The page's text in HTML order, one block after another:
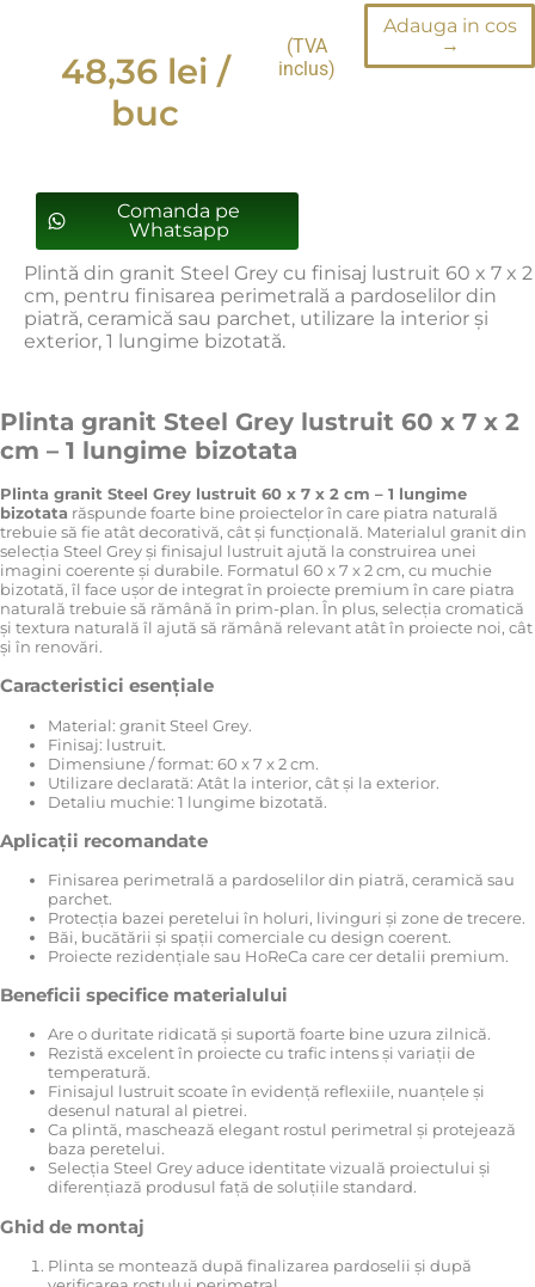
48,36 lei /
buc
(TVA
inclus)
Adauga in cos
→
Comanda pe
Whatsapp
Plintă din granit Steel Grey cu finisaj lustruit 60 x 7 x 2
cm, pentru finisarea perimetrală a pardoselilor din
piatră, ceramică sau parchet, utilizare la interior și
exterior, 1 lungime bizotată.
Plinta granit Steel Grey lustruit 60 x 7 x 2
cm – 1 lungime bizotata
Plinta granit Steel Grey lustruit 60 x 7 x 2 cm – 1 lungime
bizotata răspunde foarte bine proiectelor în care piatra naturală
trebuie să fie atât decorativă, cât și funcțională. Materialul granit din
selecția Steel Grey și finisajul lustruit ajută la construirea unei
imagini coerente și durabile. Formatul 60 x 7 x 2 cm, cu muchie
bizotată, îl face ușor de integrat în proiecte premium în care piatra
naturală trebuie să rămână în prim-plan. În plus, selecția cromatică
și textura naturală îl ajută să rămână relevant atât în proiecte noi, cât
și în renovări.
Caracteristici esențiale
Material: granit Steel Grey.
Finisaj: lustruit.
Dimensiune / format: 60 x 7 x 2 cm.
Utilizare declarată: Atât la interior, cât și la exterior.
Detaliu muchie: 1 lungime bizotată.
Aplicații recomandate
Finisarea perimetrală a pardoselilor din piatră, ceramică sau
parchet.
Protecția bazei peretelui în holuri, livinguri și zone de trecere.
Băi, bucătării și spații comerciale cu design coerent.
Proiecte rezidențiale sau HoReCa care cer detalii premium.
Beneficii specifice materialului
Are o duritate ridicată și suportă foarte bine uzura zilnică.
Rezistă excelent în proiecte cu trafic intens și variații de
temperatură.
Finisajul lustruit scoate în evidență reflexiile, nuanțele și
desenul natural al pietrei.
Ca plintă, maschează elegant rostul perimetral și protejează
baza peretelui.
Selecția Steel Grey aduce identitate vizuală proiectului și
diferențiază produsul față de soluțiile standard.
Ghid de montaj
Plinta se montează după finalizarea pardoselii și după